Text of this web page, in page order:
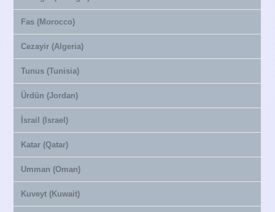
Fas (Morocco)
Cezayir (Algeria)
Tunus (Tunisia)
Ürdün (Jordan)
İsrail (Israel)
Katar (Qatar)
Umman (Oman)
Kuveyt (Kuwait)